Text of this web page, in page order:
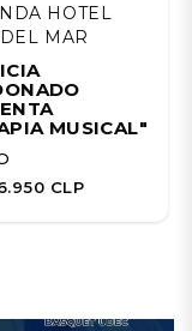
HOTEL
MAR
MUSICAL"
CLP